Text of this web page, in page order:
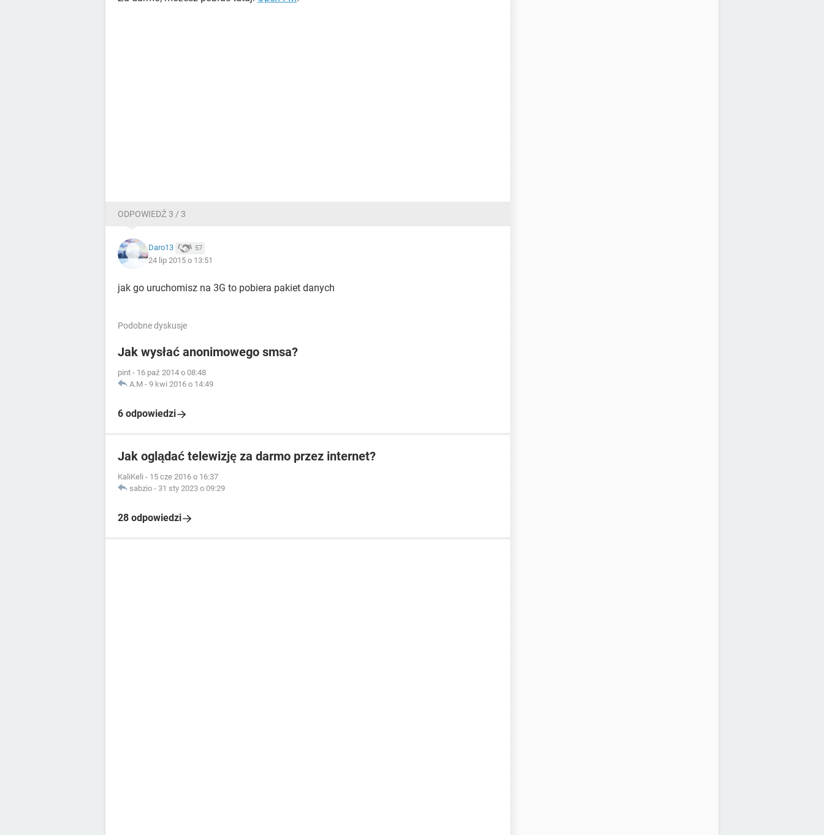
ODPOWIEDŹ 3 / 3
Daro13 57
24 lip 2015 o 13:51
jak go uruchomisz na 3G to pobiera pakiet danych
Podobne dyskusje
Jak wysłać anonimowego smsa?
pint - 16 paź 2014 o 08:48
A.M - 9 kwi 2016 o 14:49
6 odpowiedzi
Jak oglądać telewizję za darmo przez internet?
KaliKeli - 15 cze 2016 o 16:37
sabzio - 31 sty 2023 o 09:29
28 odpowiedzi